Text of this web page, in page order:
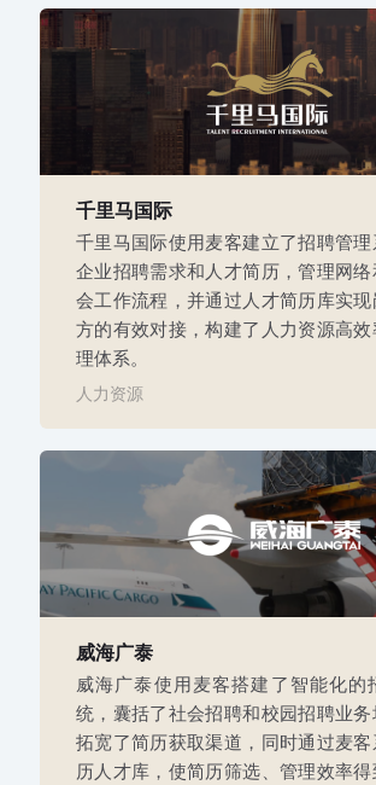
千里马国际
千里马国际使用麦客建立了招聘管
企业招聘需求和人才简历，管理网
会工作流程，并通过人才简历库实现
方的有效对接，构建了人力资源高
理体系。
人力资源
威海广泰
威海广泰使用麦客搭建了智能化的
统，囊括了社会招聘和校园招聘业
拓宽了简历获取渠道，同时通过麦
历人才库，使简历筛选、管理效率